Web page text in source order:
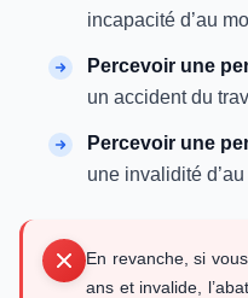
incapacité d’au
Percevoir une
un accident du
Percevoir une
une invalidité
En revanche, si
ans et invalide,